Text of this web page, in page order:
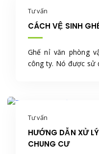
Tư vấn
CÁCH VỆ SINH
Ghế nỉ văn phòng
công ty. Nó được sử
Tư vấn
HƯỚNG DẪN XỬ
CHUNG CƯ